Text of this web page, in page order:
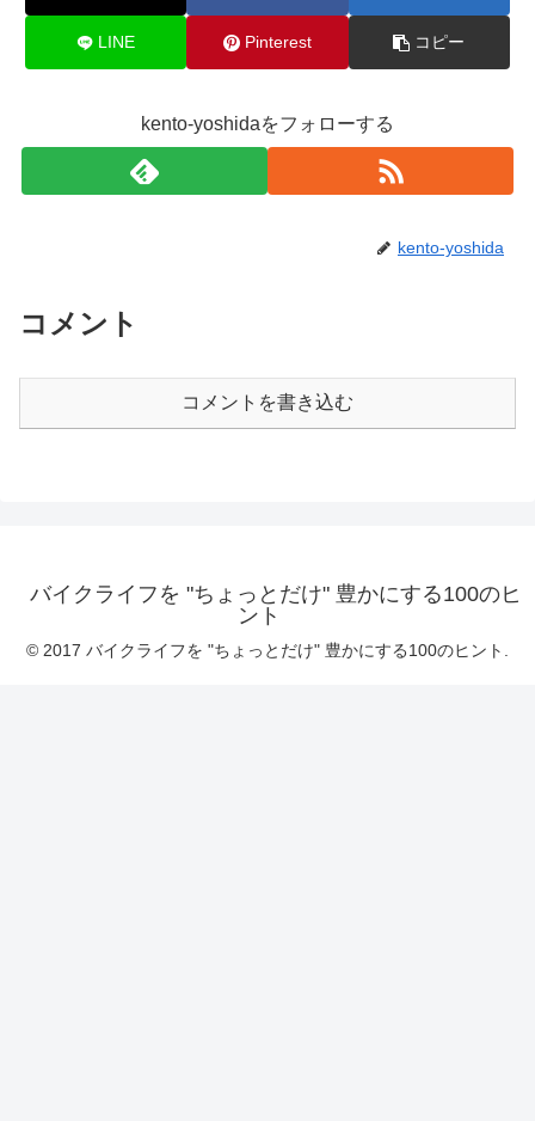
LINE Pinterest コピー
kento-yoshidaをフォローする
kento-yoshida
コメント
コメントを書き込む
バイクライフを "ちょっとだけ" 豊かにする100のヒ
ント
© 2017 バイクライフを "ちょっとだけ" 豊かにする100のヒント.